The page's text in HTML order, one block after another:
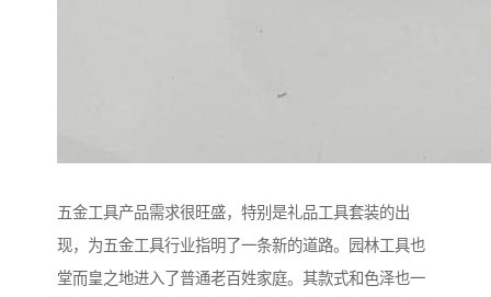
五金工具产品需求很旺盛，特别是礼品工具套装的出
现，为五金工具行业指明了一条新的道路。园林工具也
堂而皇之地进入了普通老百姓家庭。其款式和色泽也一